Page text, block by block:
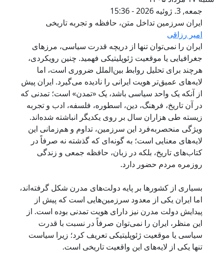
ایران سرزمین تداخل متن، حافظه و
جمعه, 3. ژوئیه 2026 - 15:36
ایران سرزمین تداخل متن، حافظه و تجربه تاریخی
امیر رزاقی
ایران را نمی‌توان تنها از دریچه قدرت سیاسی، مرزهای
جغرافیایی یا موقعیت ژئوپلیتیکی فهمید. چنین رویکردی،
هرچند برای تحلیل روابط بین‌الملل ضروری است، اما
لایه‌های عمیق‌تر هویت ایرانی را نادیده می‌گیرد. ایران پیش
از آنکه یک واحد سیاسی باشد، یک «تمدن» است؛ تمدنی که
در آن تاریخ، فرهنگ، دین، اسطوره، فلسفه، ادب و تجربه
زیسته طی هزاران سال بر روی یکدیگر انباشته شده‌اند.
ویژگی منحصربه‌فرد این سرزمین، تداوم و هم‌زمانی این
لایه‌های معنایی است؛ به گونه‌ای که گذشته نه صرفاً در
کتاب‌های تاریخ، بلکه در زبان، حافظه جمعی و زندگی
روزمره مردم حضور دارد.
بسیاری از کشورها بر پایه دولت‌های مدرن شکل گرفته‌اند،
اما ایران یکی از معدود سرزمین‌هایی است که پیش از
پیدایش دولت مدرن نیز دارای هویت تمدنی بوده است. از
این منظر، ایران را نمی‌توان صرفاً در نسبت با قدرت
سیاسی یا موقعیت ژئوپلیتیکی تعریف کرد؛ زیرا سیاست
تنها یکی از لایه‌های این واقعیت تاریخی است.